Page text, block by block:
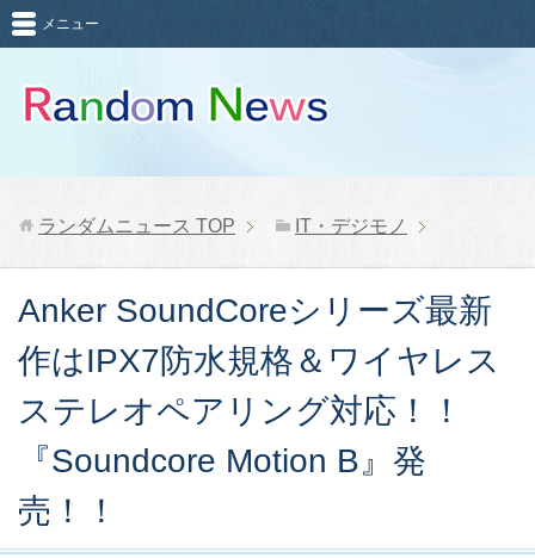
メニュー
ランダムニュース TOP IT・デジモノ
Anker SoundCoreシリーズ最新
作はIPX7防水規格＆ワイヤレス
ステレオペアリング対応！！
『Soundcore Motion B』発
売！！